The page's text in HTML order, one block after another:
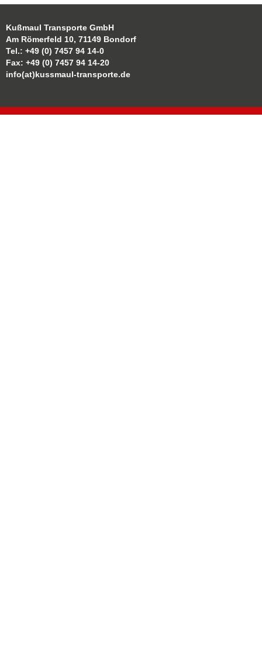
Kußmaul Transporte GmbH
Am Römerfeld 10, 71149 Bondorf
Tel.: +49 (0) 7457 94 14-0
Fax: +49 (0) 7457 94 14-20
info(at)kussmaul-transporte.de